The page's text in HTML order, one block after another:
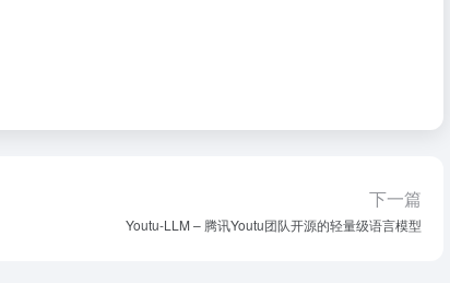
下一篇
Youtu-LLM – 腾讯Youtu团队开源的轻量级语言模型